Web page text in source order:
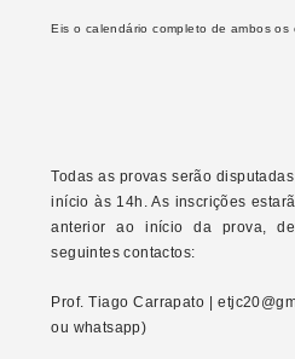
Eis o calendário completo de ambos os
Todas as provas serão
início às 14h. As inscrições
anterior ao início da prova,
seguintes contactos:
Prof. Tiago Carrapato |
ou whatsapp)